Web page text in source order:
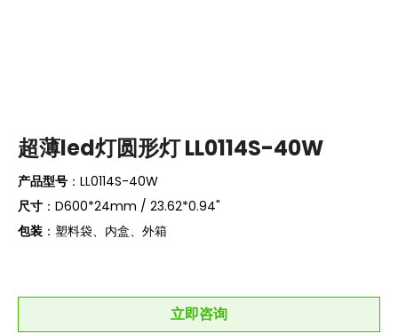
超薄led灯圆形灯 LL0114S-40W
产品型号 ：LL0114S-40W
尺寸 ：D600*24mm / 23.62*0.94"
包装 ：塑料袋、内盒、外箱
立即咨询